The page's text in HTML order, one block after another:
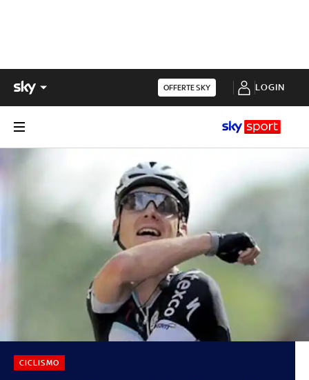
OFFERTE SKY LOGIN
CICLISMO